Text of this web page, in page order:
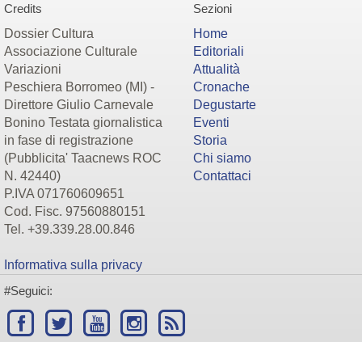
Credits
Dossier Cultura
Associazione Culturale
Variazioni
Peschiera Borromeo (MI) -
Direttore Giulio Carnevale
Bonino Testata giornalistica
in fase di registrazione
(Pubblicita' Taacnews ROC
N. 42440)
P.IVA 071760609651
Cod. Fisc. 97560880151
Tel. +39.339.28.00.846
Informativa sulla privacy
Sezioni
Home
Editoriali
Attualità
Cronache
Degustarte
Eventi
Storia
Chi siamo
Contattaci
#Seguici: